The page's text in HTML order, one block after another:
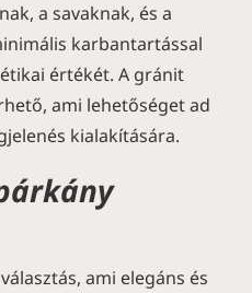
a savaknak, és a
karbantartással
értékét. A gránit
ami lehetőséget ad
kialakítására.
ami elegáns és